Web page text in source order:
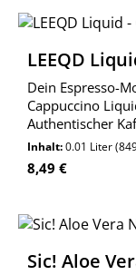
LEEQD
Dein Espresso-
Cappuccino
Authentischer
Inhalt:0.01 Liter
Regulärer Preis:
8,49 €
Sic! Aloe